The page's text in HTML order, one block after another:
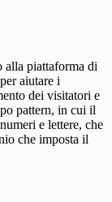
alla piattaforma di
aiutare i
dei visitatori e
pattern, in cui il
e lettere, che
che imposta il